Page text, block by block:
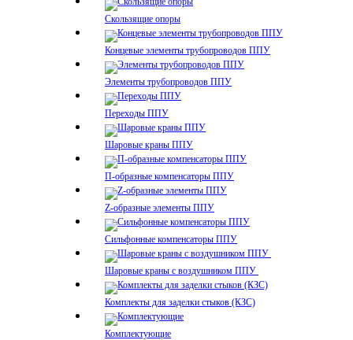
Скользящие опоры
Концевые элементы трубопроводов ППУ
Элементы трубопроводов ППУ
Переходы ППУ
Шаровые краны ППУ
П-образные компенсаторы ППУ
Z-образные элементы ППУ
Сильфонные компенсаторы ППУ
Шаровые краны с воздушником ППУ
Комплекты для заделки стыков (КЗС)
Комплектующие